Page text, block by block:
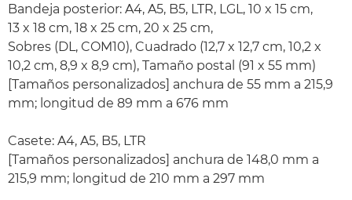
Bandeja posterior: A4, A5, B5, LTR, LGL, 10 x 15 cm,
13 x 18 cm, 18 x 25 cm, 20 x 25 cm,
Sobres (DL, COM10), Cuadrado (12,7 x 12,7 cm, 10,2 x
10,2 cm, 8,9 x 8,9 cm), Tamaño postal (91 x 55 mm)
[Tamaños personalizados] anchura de 55 mm a 215,9
mm; longitud de 89 mm a 676 mm
Casete: A4, A5, B5, LTR
[Tamaños personalizados] anchura de 148,0 mm a
215,9 mm; longitud de 210 mm a 297 mm